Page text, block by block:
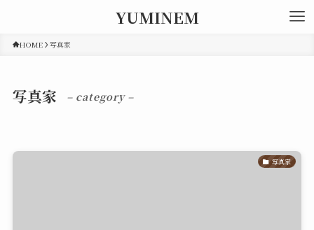
YUMINEM
HOME 写真家
写真家 – category –
写真家